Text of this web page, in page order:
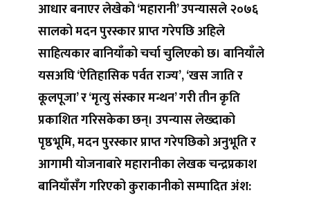
आधार बनाएर लेखेको ‘महारानी’ उपन्यासले २०७६
सालको मदन पुरस्कार प्राप्त गरेपछि अहिले
साहित्यकार बानियाँको चर्चा चुलिएको छ। बानियाँले
यसअघि ‘ऐतिहासिक पर्वत राज्य’, ‘खस जाति र
कूलपूजा’ र ‘मृत्यु संस्कार मन्थन’ गरी तीन कृति
प्रकाशित गरिसकेका छन्। उपन्यास लेख्दाको
पृष्ठभूमि, मदन पुरस्कार प्राप्त गरेपछिको अनुभूति र
आगामी योजनाबारे महारानीका लेखक चन्द्रप्रकाश
बानियाँसँग गरिएको कुराकानीको सम्पादित अंश: